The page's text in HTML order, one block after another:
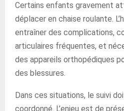
Certains enfants gravement
déplacer en chaise roulante.
entraîner des complications,
articulaires fréquentes, et
des appareils orthopédiques
des blessures.
Dans ces situations, le suivi
coordonné. L’enjeu est de